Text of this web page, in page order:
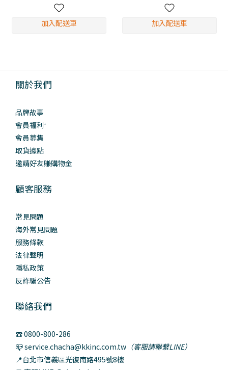
加入配送車 加入配送車
關於我們
品牌故事
會員福利⁺
會員募集
取貨據點
邀請好友賺購物金
顧客服務
常見問題
海外常見問題
服務條款
法律聲明
隱私政策
反詐騙公告
聯絡我們
☎️ 0800-800-286
📪 service.chacha@kkinc.com.tw （客服請聯繫LINE）
📍台北市信義區光復南路495號8樓